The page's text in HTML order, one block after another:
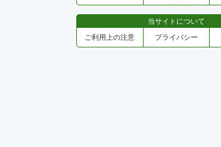
当サイトについて
ご利用上の注意
プライバシー